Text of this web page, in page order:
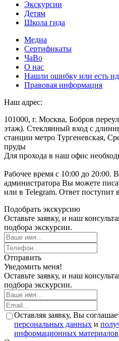
Экскурсии
Детям
Школа гида
Медиа
Сертификаты
ЧаВо
О нас
Нашли ошибку или есть
Правовая информация
Наш адрес:
101000, г. Москва, Бобров
этаж). Стеклянный вход с
станции метро Тургеневская,
пруды
Для прохода в наш офис
Рабочее время с 10:00 до 20:00.
администратора Вы можете
или в Telegram. Ответ поступит
Подобрать экскурсию
Оставьте заявку, и наш
подбора экскурсии.
Отправить
Уведомить меня!
Оставьте заявку, и наш
подбора экскурсии.
Оставляя заявку, Вы
персональных данных и
информационных материалов